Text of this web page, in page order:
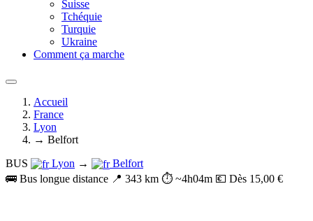
Suisse
Tchéquie
Turquie
Ukraine
Comment ça marche
Accueil
France
Lyon
→ Belfort
BUS
Lyon →
Belfort
🚌 Bus longue distance 📍 343 km ⏱️ ~4h04m 💶 Dès 15,00 €